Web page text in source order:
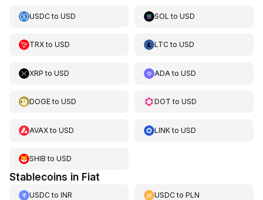
USDCto USD SOL toUSD
TRXto USD LTCtoUSD
XRP to USD ADA toUSD
DOGEto USD DOT toUSD
AVAXto USD LINKtoUSD
SHIB to USD
Stablecoins in Fiat
USDCto INR USDCtoPLN